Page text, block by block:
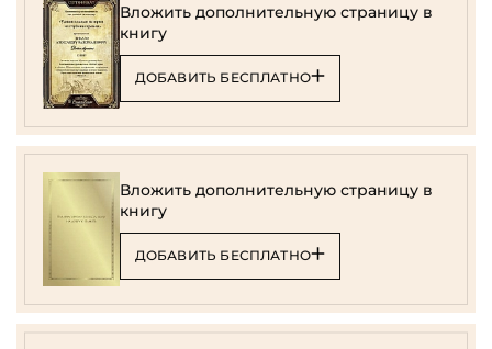
Вложить дополнительную страницу в
книгу
ДОБАВИТЬ БЕСПЛАТНО
Вложить дополнительную страницу в
книгу
ДОБАВИТЬ БЕСПЛАТНО